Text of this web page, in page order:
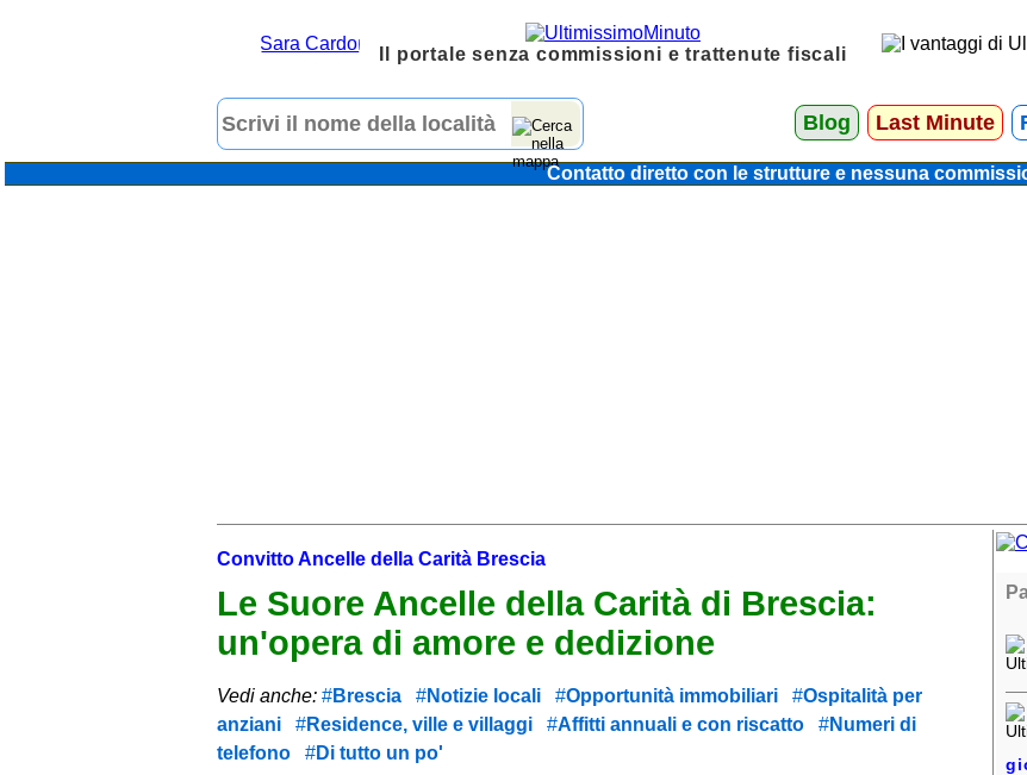
Il portale senza commissioni e trattenute fiscali
Blog Last Minute
Contatto diretto con le strutture e nessuna
Convitto Ancelle della Carità Brescia
Le Suore Ancelle della Carità di Brescia:
un'opera di amore e dedizione
Vedi anche: Brescia Notizie locali Opportunità immobiliari
Ospitalità per
anziani
Residence, ville e villaggi Affitti annuali e con riscatto
Numeri di
telefono
Di tutto un po'